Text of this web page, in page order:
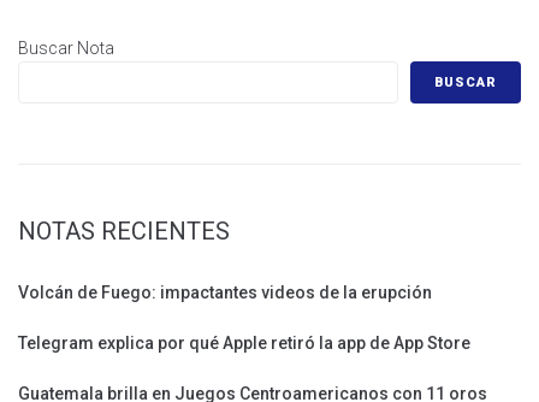
Buscar Nota
BUSCAR
NOTAS RECIENTES
Volcán de Fuego: impactantes videos de la erupción
Telegram explica por qué Apple retiró la app de App Store
Guatemala brilla en Juegos Centroamericanos con 11 oros